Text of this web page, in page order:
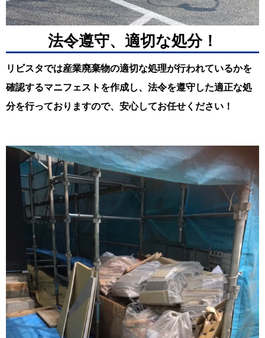
法令遵守、適切な処分！
リビスタでは産業廃棄物の適切な処理が行われているかを
確認するマニフェストを作成し、法令を遵守した適正な処
分を行っておりますので、安心してお任せください！